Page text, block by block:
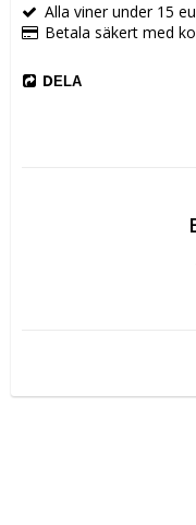
Alla viner under 15
Betala säkert med
DELA